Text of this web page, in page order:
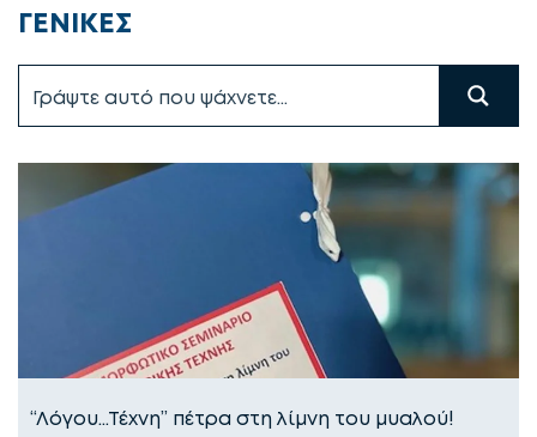
ΓΕΝΙΚΕΣ
“Λόγου…Τέχνη” πέτρα στη λίμνη του μυαλού!